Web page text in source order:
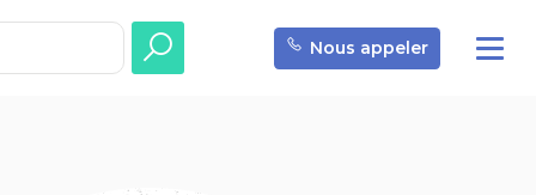
Nous appeler